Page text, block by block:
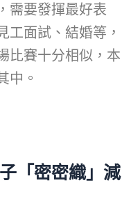
需要發揮最好表
工面試、結婚等，
比賽十分相似，本
中。
「密密織」減